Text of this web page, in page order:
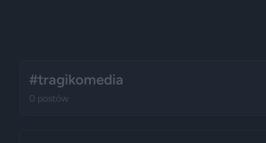
#tragikomedia
0 postów